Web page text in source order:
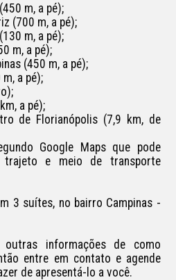
m, a pé);
(700 m, a pé);
m, a pé);
m, a pé);
(450 m, a pé);
a pé);
a pé);
de Florianópolis (7,9 km, de
Google Maps que pode
trajeto e meio de transporte
3 suítes, no bairro Campinas -
outras informações de como
entre em contato e agende
de apresentá-lo a você.